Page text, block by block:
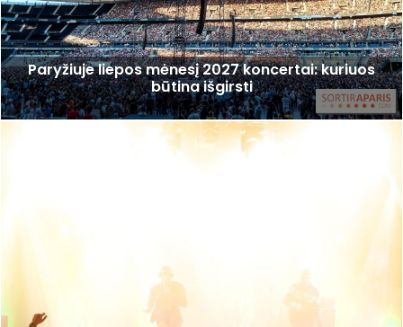
Paryžiuje liepos mėnesį 2027 koncertai: kuriuos
būtina išgirsti